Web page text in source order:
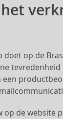
doet op de
de website